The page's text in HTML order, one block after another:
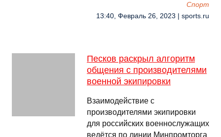
Спорт
13:40, Февраль 26, 2023 | sports.ru
Песков раскрыл алгоритм
общения с производителями
военной экипировки
Взаимодействие с
производителями экипировки
для российских военнослужащих
ведётся по линии Минпромторга